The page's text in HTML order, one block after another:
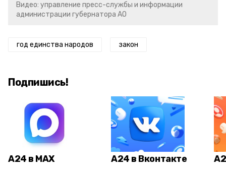
Видео: управление пресс-службы и информации
администрации губернатора АО
год единства народов закон
Подпишись!
А24 в MAX А24 в Вконтакте